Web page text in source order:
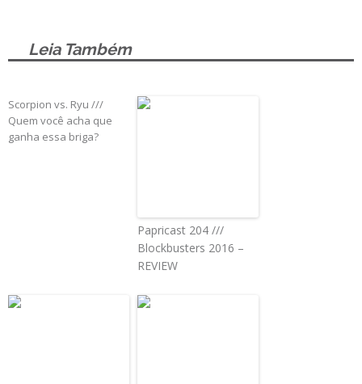
Leia Também
Scorpion vs. Ryu ///
Quem você acha que
ganha essa briga?
Papricast 204 ///
Blockbusters 2016 –
REVIEW